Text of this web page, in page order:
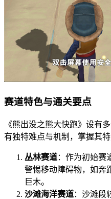
赛道特色与通关要点
《熊出没之熊大快跑》设有
有独特难点与机制，掌握其
丛林赛道：作为初始赛
警惕移动障碍物，如奔
巨木。
沙滩海洋赛道：沙滩段